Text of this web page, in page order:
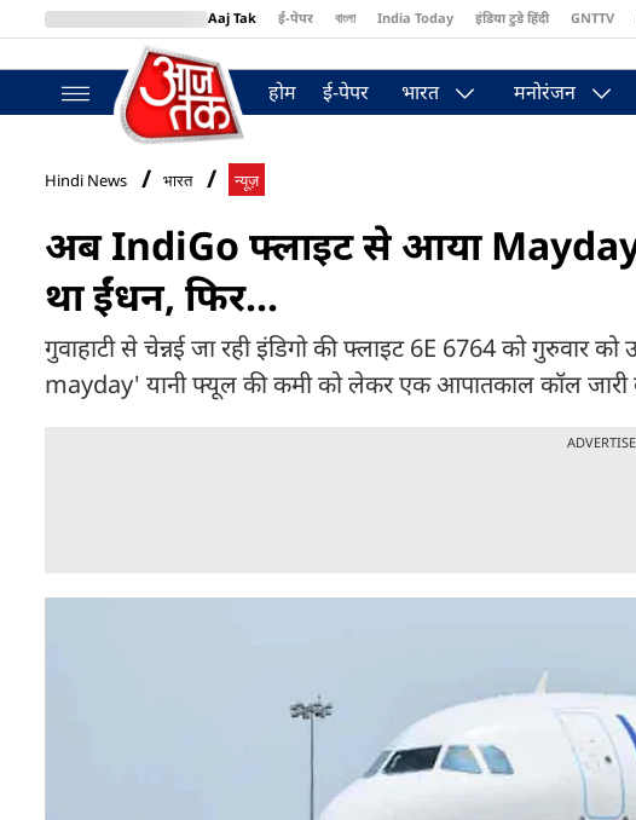
Aaj Tak ई-पेपर বাংলা India Today इंडिया टुडे हिंदी GNTTV
BT Bazaar
होम ई-पेपर भारत मनोरंजन
Hindi News भारत न्यूज़
अब IndiGo फ्लाइट से आया Mayday
था ईंधन, फिर...
गुवाहाटी से चेन्नई जा रही इंडिगो की फ्लाइट 6E 6764 को गुरुवार
mayday' यानी फ्यूल की कमी को लेकर एक आपातकाल कॉल जारी